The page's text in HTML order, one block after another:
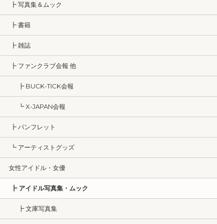
┣ 写真集＆ムック
┣ 書籍
┣ 雑誌
┣ ファンクラブ会報 他
┣ BUCK-TICK会報
┗ X-JAPAN会報
┣ パンフレット
┗ アーティストグッズ
女性アイドル・女優
┣ アイドル写真集・ムック
┣ 文庫写真集